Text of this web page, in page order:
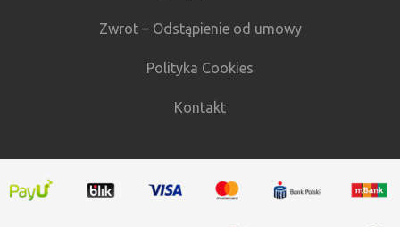
Zwrot – Odstąpienie od umowy
Polityka Cookies
Kontakt